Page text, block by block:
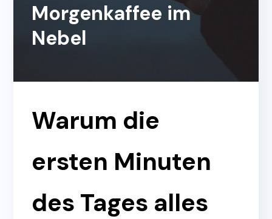
Morgenkaffee im
Nebel
Warum die
ersten Minuten
des Tages alles